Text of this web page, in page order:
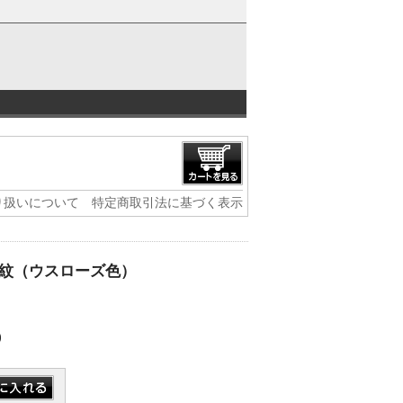
いについて 特定商取引法に基づく表示
ウスローズ色）